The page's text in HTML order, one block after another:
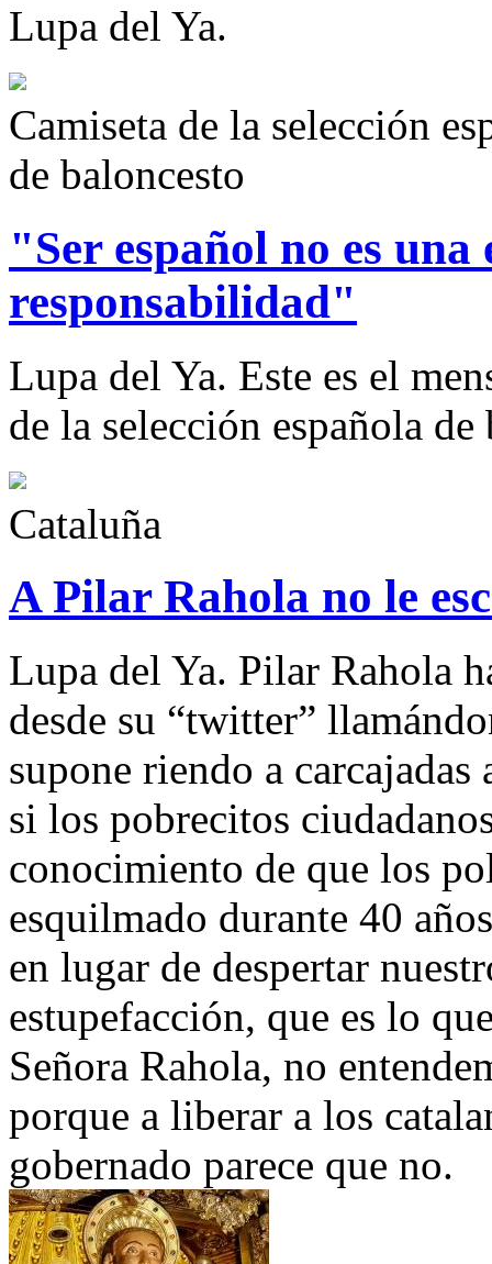
Lupa del Ya.
Camiseta de la selección
de baloncesto
"Ser español no es una
responsabilidad"
Lupa del Ya. Este es el
de la selección española de
Cataluña
A Pilar Rahola no le
Lupa del Ya. Pilar Rahola
desde su “twitter”
supone riendo a
si los pobrecitos
conocimiento de que los
esquilmado durante 40
en lugar de despertar
estupefacción, que es lo
Señora Rahola, no
porque a liberar a los
gobernado parece que no.